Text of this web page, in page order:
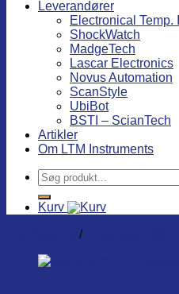
Leverandører
Electronical Temp.
ShockWatch
MadgeTech
Lascar Electronics
Novus Automation
ScanStyle
UbiBot
BSTI – ScianTech
Artikler
Om LTM Instruments
Søg
efter:
Kurv
/